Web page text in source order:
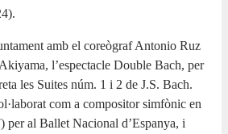
amb el coreògraf Antonio Ruz
l’espectacle Double Bach, per
les Suites núm. 1 i 2 de J.S. Bach.
com a compositor simfònic en
per al Ballet Nacional d’Espanya, i